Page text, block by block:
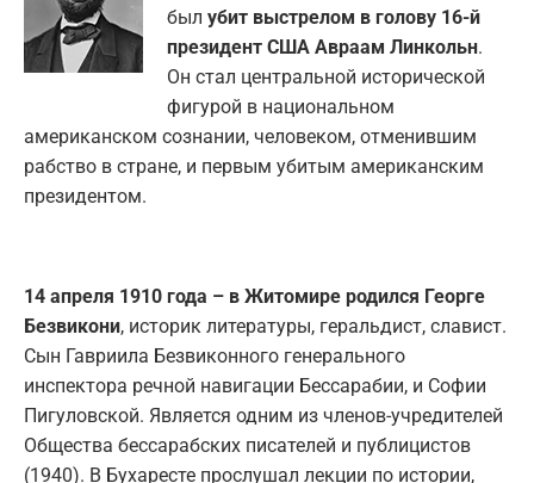
был убит выстрелом в голову 16-й
президент США Авраам Линкольн.
Он стал центральной исторической
фигурой в национальном
американском сознании, человеком, отменившим
рабство в стране, и первым убитым американским
президентом.
14 апреля 1910 года – в Житомире родился Георге
Безвикони, историк литературы, геральдист, славист.
Сын Гавриила Безвиконного генерального
инспектора речной навигации Бессарабии, и Софии
Пигуловской. Является одним из членов-учредителей
Общества бессарабских писателей и публицистов
(1940). В Бухаресте прослушал лекции по истории,